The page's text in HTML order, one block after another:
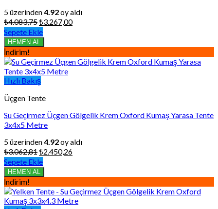
5 üzerinden4.92oy aldı
₺4.083,75Orijinal
fiyat:
₺4.083,75.
₺3.267,00Şu
₺3.267,00.
Sepete Ekle
HEMEN AL
İndirim!
Hızlı Bakış
Üçgen Tente
Su Geçirmez Üçgen Gölgelik Krem Oxford Kumaş Yarasa Tente
3x4x5 Metre
5 üzerinden4.92oy aldı
₺3.062,81Orijinal
fiyat:
₺3.062,81.
₺2.450,26
₺2.450,26.
Sepete Ekle
HEMEN AL
İndirim!